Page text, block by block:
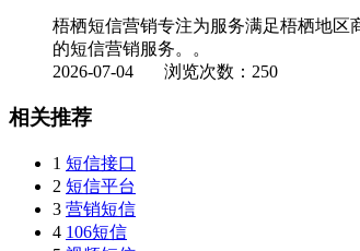
梧栖短信营销专注为服务满足梧栖地
的短信营销服务。。
2026-07-04 浏览次数：250
相关推荐
1 短信接口
2 短信平台
3 营销短信
4 106短信